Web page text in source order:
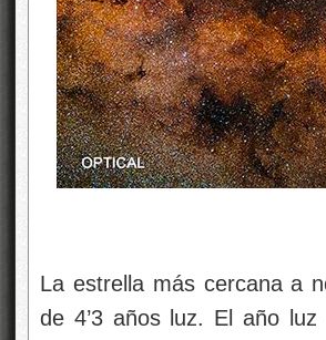
La estrella más cercana a
de 4’3 años luz. El año